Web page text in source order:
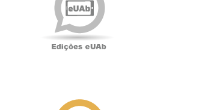
Documentação